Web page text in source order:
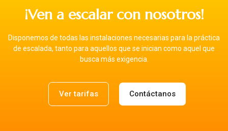
¡Ven a escalar con nosotros!
Disponemos de todas las instalaciones necesarias para la práctica
de escalada, tanto para aquellos que se inician como aquel que
busca más exigencia.
Ver tarifas Contáctanos